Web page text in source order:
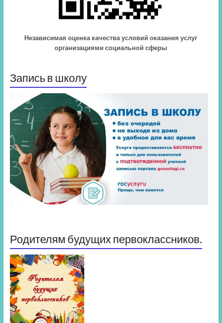
Независимая оценка качества условий оказания услуг
организациями социальной сферы
Запись в школу
Родителям будущих первоклассников.